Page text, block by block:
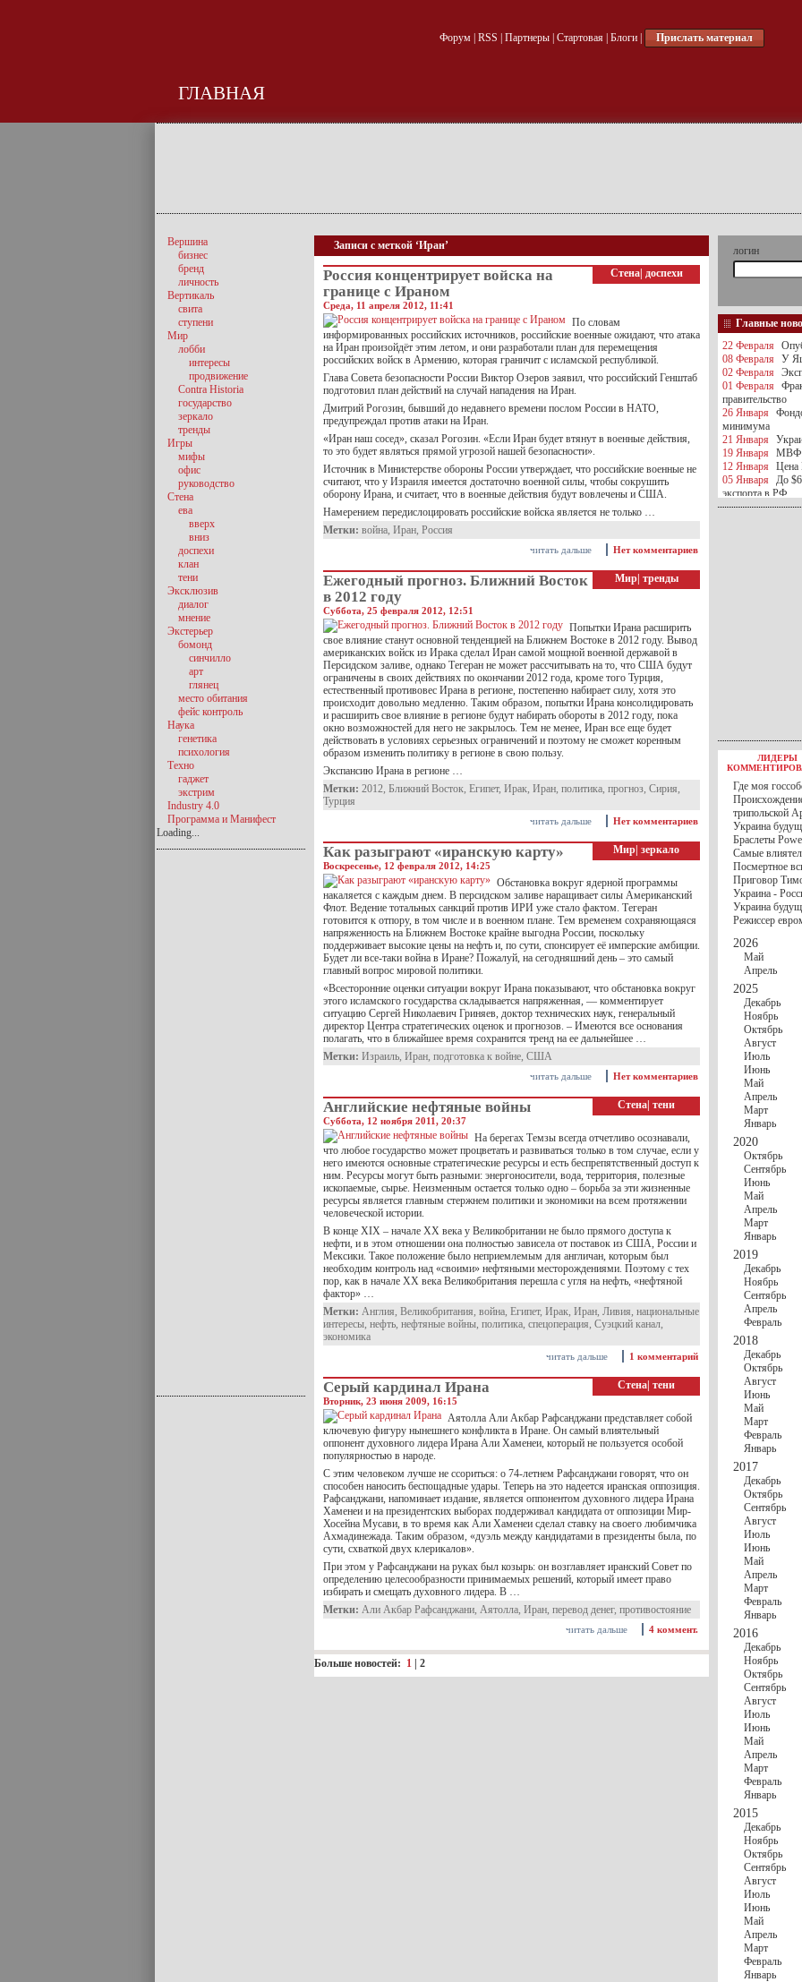
Форум| RSS Партнеры| Стартовая| Блоги| Прислать материал
ГЛАВНАЯ
Записи с меткой ‘Иран’
Стена| доспехи
Россия концентрирует войска на
границе с Ираном
Среда, 11 апреля 2012, 11:41
По словам
информированных российских источников, российские военные ожидают, что атака
на Иран произойдёт этим летом, и они разработали план для перемещения
российских войск в Армению, которая граничит с исламской республикой.
Глава Совета безопасности России Виктор Озеров заявил, что российский Генштаб
подготовил план действий на случай нападения на Иран.
Дмитрий Рогозин, бывший до недавнего времени послом России в НАТО,
предупреждал против атаки на Иран.
«Иран наш сосед», сказал Рогозин. «Если Иран будет втянут в военные действия,
то это будет являться прямой угрозой нашей безопасности».
Источник в Министерстве обороны России утверждает, что российские военные не
считают, что у Израиля имеется достаточно военной силы, чтобы сокрушить
оборону Ирана, и считает, что в военные действия будут вовлечены и США.
Намерением передислоцировать российские войска является не только …
Метки: война, Иран, Россия
Нет комментариев
читать дальше
Мир| тренды
Ежегодный прогноз. Ближний Восток
в 2012 году
Суббота, 25 февраля 2012, 12:51
Попытки Ирана расширить
свое влияние станут основной тенденцией на Ближнем Востоке в 2012 году. Вывод
американских войск из Ирака сделал Иран самой мощной военной державой в
Персидском заливе, однако Тегеран не может рассчитывать на то, что США будут
ограничены в своих действиях по окончании 2012 года, кроме того Турция,
естественный противовес Ирана в регионе, постепенно набирает силу, хотя это
происходит довольно медленно. Таким образом, попытки Ирана консолидировать
и расширить свое влияние в регионе будут набирать обороты в 2012 году, пока
окно возможностей для него не закрылось. Тем не менее, Иран все еще будет
действовать в условиях серьезных ограничений и поэтому не сможет коренным
образом изменить политику в регионе в свою пользу.
Экспансию Ирана в регионе …
Метки: 2012, Ближний Восток, Египет, Ирак, Иран, политика, прогноз, Сирия,
Турция
Нет комментариев
читать дальше
Мир зеркало
Как разыграют «иранскую карту»
Воскресенье, 12 февраля 2012, 14:25
Обстановка вокруг ядерной программы
накаляется с каждым днем. В персидском заливе наращивает силы Американский
Флот. Ведение тотальных санкций против ИРИ уже стало фактом. Тегеран
готовится к отпору, в том числе и в военном плане. Тем временем сохраняющаяся
напряженность на Ближнем Востоке крайне выгодна России, поскольку
поддерживает высокие цены на нефть и, по сути, спонсирует её имперские амбиции.
Будет ли все-таки война в Иране? Пожалуй, на сегодняшний день – это самый
главный вопрос мировой политики.
«Всесторонние оценки ситуации вокруг Ирана показывают, что обстановка вокруг
этого исламского государства складывается напряженная, — комментирует
ситуацию Сергей Николаевич Гриняев, доктор технических наук, генеральный
директор Центра стратегических оценок и прогнозов. – Имеются все основания
полагать, что в ближайшее время сохранится тренд на ее дальнейшее …
Метки: Израиль, Иран, подготовка к войне, США
Нет комментариев
читать дальше
Стена тени
Английские нефтяные войны
Суббота, 12 ноября 2011, 20:37
На берегах Темзы всегда отчетливо осознавали,
что любое государство может процветать и развиваться только в том случае, если у
него имеются основные стратегические ресурсы и есть беспрепятственный доступ к
ним. Ресурсы могут быть разными: энергоносители, вода, территория, полезные
ископаемые, сырье. Неизменным остается только одно – борьба за эти жизненные
ресурсы является главным стержнем политики и экономики на всем протяжении
человеческой истории.
В конце XIX – начале XX века у Великобритании не было прямого доступа к
нефти, и в этом отношении она полностью зависела от поставок из США, России и
Мексики. Такое положение было неприемлемым для англичан, которым был
необходим контроль над «своими» нефтяными месторождениями. Поэтому с тех
пор, как в начале XX века Великобритания перешла с угля на нефть, «нефтяной
фактор» …
Метки: Англия, Великобритания, война, Египет, Ирак, Иран, Ливия, национальные
интересы, нефть, нефтяные войны, политика, спецоперация, Суэцкий канал,
экономика
1 комментарий
читать дальше
Стена тени
Серый кардинал Ирана
Вторник, 23 июня 2009, 16:15
Аятолла Али Акбар Рафсанджани представляет собой
ключевую фигуру нынешнего конфликта в Иране. Он самый влиятельный
оппонент духовного лидера Ирана Али Хаменеи, который не пользуется особой
популярностью в народе.
С этим человеком лучше не ссориться: о 74-летнем Рафсанджани говорят, что он
способен наносить беспощадные удары. Теперь на это надеется иранская оппозиция.
Рафсанджани, напоминает издание, является оппонентом духовного лидера Ирана
Хаменеи и на президентских выборах поддерживал кандидата от оппозиции Мир-
Хосейна Мусави, в то время как Али Хаменеи сделал ставку на своего любимчика
Ахмадинежада. Таким образом, «дуэль между кандидатами в президенты была, по
сути, схваткой двух клерикалов».
При этом у Рафсанджани на руках был козырь: он возглавляет иранский Совет по
определению целесообразности принимаемых решений, который имеет право
избирать и смещать духовного лидера. В …
Метки: Али Акбар Рафсанджани, Аятолла, Иран, перевод денег, противостояние
4 коммент.
читать дальше
Больше новостей: 1 2
Вершина
бизнес
бренд
личность
Вертикаль
свита
ступени
Мир
лобби
интересы
продвижение
Contra Historia
государство
зеркало
тренды
Игры
мифы
офис
руководство
Стена
ева
вверх
вниз
доспехи
клан
тени
Эксклюзив
диалог
мнение
Экстерьер
бомонд
синчилло
арт
глянец
место обитания
фейс контроль
Наука
генетика
психология
Техно
гаджет
экстрим
Industry 4.0
Программа и Манифест
Loading...
логин
Главные
22 Февраля
08 Февраля
У
02 Февраля
01 Февраля
правительство
26 Января
минимума
21 Января
19 Января
МВФ
12 Января
Цена
05 Января
До
экспорта в РФ
05 Января
Киев
30 Ноября С 1
30 Ноября
РФ
27 Ноября
ВВП
госбюджете
27 Ноября
Турции
17 Ноября
шестилетнего
16 Ноября
13 Ноября
10 Ноября
10 Ноября
особом статусе
03 Ноября
ЛИДЕРЫ
Где моя
трипольской
Украина
Браслеты
Самые
Посмертное
Приговор
Украина -
Украина
Режиссер
2026
Май
Апрель
2025
Декабрь
Ноябрь
Октябрь
Август
Июль
Июнь
Май
Апрель
Март
Январь
2020
Октябрь
Сентябрь
Июнь
Май
Апрель
Март
Январь
2019
Декабрь
Ноябрь
Сентябрь
Апрель
Февраль
2018
Декабрь
Октябрь
Август
Июнь
Май
Март
Февраль
Январь
2017
Декабрь
Октябрь
Сентябрь
Август
Июль
Июнь
Май
Апрель
Март
Февраль
Январь
2016
Декабрь
Ноябрь
Октябрь
Сентябрь
Август
Июль
Июнь
Май
Апрель
Март
Февраль
Январь
2015
Декабрь
Ноябрь
Октябрь
Сентябрь
Август
Июль
Июнь
Май
Апрель
Март
Февраль
Январь